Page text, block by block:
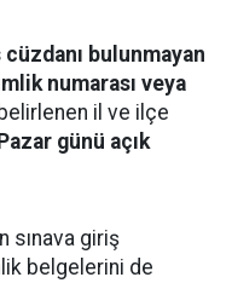
bulunmayan
numarası veya
il ve ilçe
günü açık
sınava giriş
belgelerini de